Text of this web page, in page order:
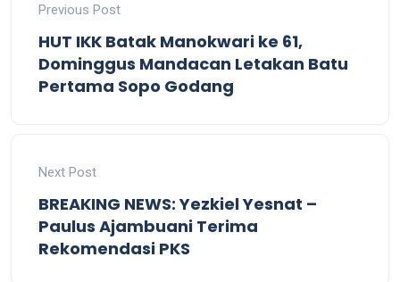
Previous Post
HUT IKK Batak Manokwari ke 61,
Dominggus Mandacan Letakan Batu
Pertama Sopo Godang
Next Post
BREAKING NEWS: Yezkiel Yesnat –
Paulus Ajambuani Terima
Rekomendasi PKS